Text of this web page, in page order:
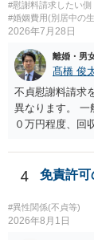
いにより支払う
は120万円のみ
識を前提にすれ
れるため、 120
ます。
中に形成した財
に、預貯金、不
「どのような形
め、未就学のお
ば、保育園等へ
通院や予防接種
況、別居後にど
養育費について
するのが原則と
#慰謝料請求したい側
#婚姻費用(別居中の
2026年7月28日
離婚・男
髙橋 俊
不貞慰謝料請求
異なります。 一
０万円程度、回
には、追加着手
も、証拠が十
額、離婚の有
変わり得ます。
できなかった場
4 免責許可
#異性関係(不貞等)
2026年8月1日